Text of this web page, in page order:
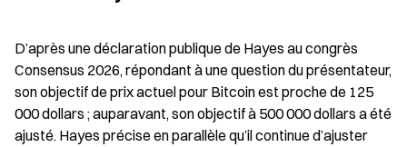
D’après une déclaration publique de Hayes au congrès
Consensus 2026, répondant à une question du présentateur,
son objectif de prix actuel pour Bitcoin est proche de 125
000 dollars ; auparavant, son objectif à 500 000 dollars a été
ajusté. Hayes précise en parallèle qu’il continue d’ajuster